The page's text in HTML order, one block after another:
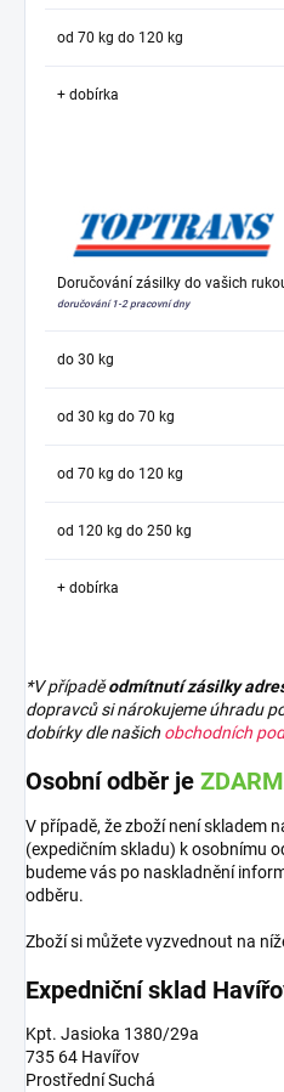
od 70 kg do 120 kg
+ dobírka
Doručování zásilky do vašich
doručování 1-2 pracovní dny
do 30 kg
od 30 kg do 70 kg
od 70 kg do 120 kg
od 120 kg do 250 kg
+ dobírka
*V případěodmítnutí zásilky
dopravců si nárokujeme úhradu
dobírky dle našich obchodních
Osobní odběr je
V případě, že zboží není skladem
(expedičním skladu) k osobnímu
budeme vás po naskladnění
odběru.
Zboží si můžete vyzvednout na
Expedniční sklad
Kpt. Jasioka 1380/29a
735 64 Havířov
Prostřední Suchá